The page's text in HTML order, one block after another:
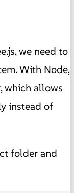
we need to
With Node,
which allows
instead of
folder and